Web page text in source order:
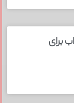
ایده‌ جذاب برای